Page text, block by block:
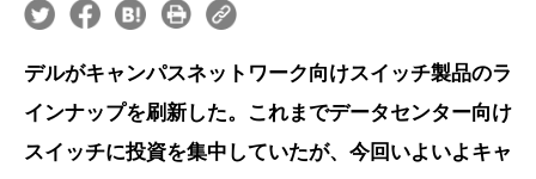
デルがキャンパスネットワーク向けスイッチ製品のラ
インナップを刷新した。これまでデータセンター向け
スイッチに投資を集中していたが、今回いよいよキャ